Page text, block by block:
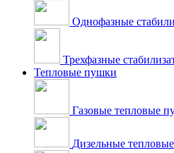
Однофазные
Трехфазные
Тепловые пушки
Газовые тепловые
Дизельные